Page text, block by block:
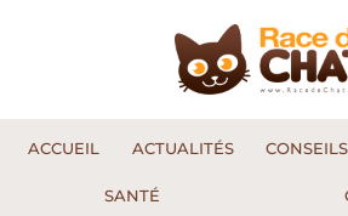
ACCUEIL ACTUALITÉS CONSEILS
SANTÉ